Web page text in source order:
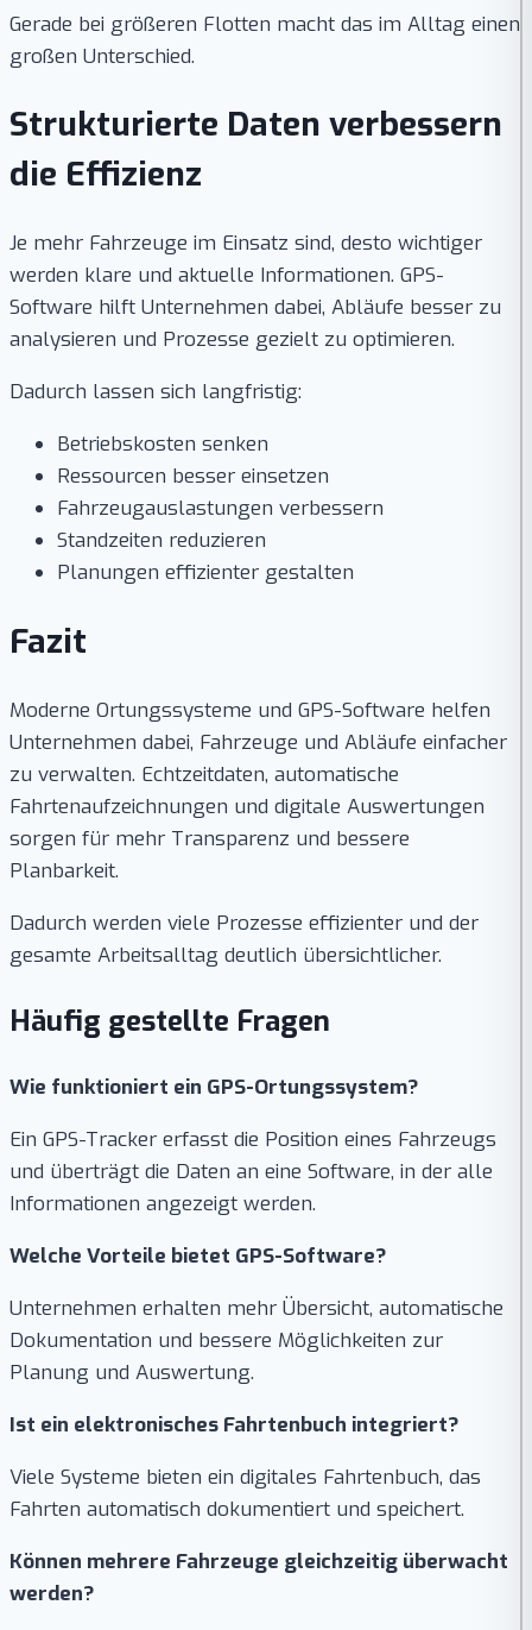
Gerade bei größeren Flotten macht das im Alltag einen
großen Unterschied.
Strukturierte Daten verbessern
die Effizienz
Je mehr Fahrzeuge im Einsatz sind, desto wichtiger
werden klare und aktuelle Informationen. GPS-
Software hilft Unternehmen dabei, Abläufe besser zu
analysieren und Prozesse gezielt zu optimieren.
Dadurch lassen sich langfristig:
Betriebskosten senken
Ressourcen besser einsetzen
Fahrzeugauslastungen verbessern
Standzeiten reduzieren
Planungen effizienter gestalten
Fazit
Moderne Ortungssysteme und GPS-Software helfen
Unternehmen dabei, Fahrzeuge und Abläufe einfacher
zu verwalten. Echtzeitdaten, automatische
Fahrtenaufzeichnungen und digitale Auswertungen
sorgen für mehr Transparenz und bessere
Planbarkeit.
Dadurch werden viele Prozesse effizienter und der
gesamte Arbeitsalltag deutlich übersichtlicher.
Häufig gestellte Fragen
Wie funktioniert ein GPS-Ortungssystem?
Ein GPS-Tracker erfasst die Position eines Fahrzeugs
und überträgt die Daten an eine Software, in der alle
Informationen angezeigt werden.
Welche Vorteile bietet GPS-Software?
Unternehmen erhalten mehr Übersicht, automatische
Dokumentation und bessere Möglichkeiten zur
Planung und Auswertung.
Ist ein elektronisches Fahrtenbuch integriert?
Viele Systeme bieten ein digitales Fahrtenbuch, das
Fahrten automatisch dokumentiert und speichert.
Können mehrere Fahrzeuge gleichzeitig überwacht
werden?